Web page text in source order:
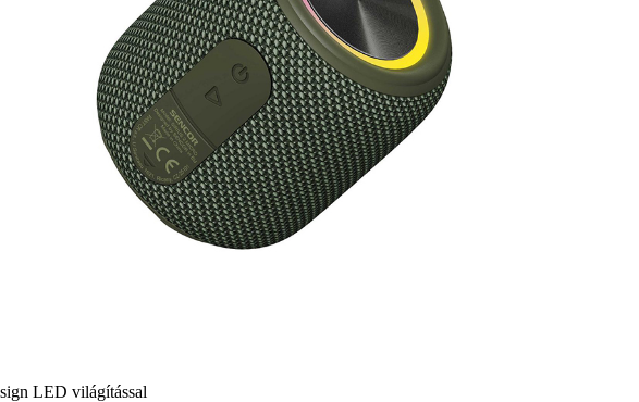
LED világítással